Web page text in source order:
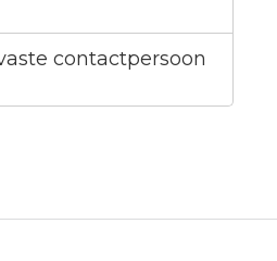
contactpersoon